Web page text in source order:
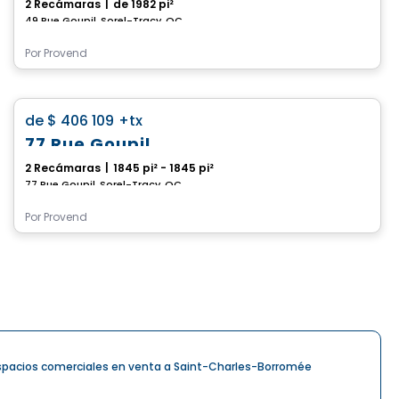
2 Recámaras de 1982 pi²
49 Rue Goupil, Sorel-Tracy, QC
Por Provend
Casa
de $ 406 109 +tx
77 Rue Goupil
2 Recámaras 1845 pi² - 1845 pi²
77 Rue Goupil, Sorel-Tracy, QC
Por Provend
comerciales en venta a Saint-Charles-Borromée